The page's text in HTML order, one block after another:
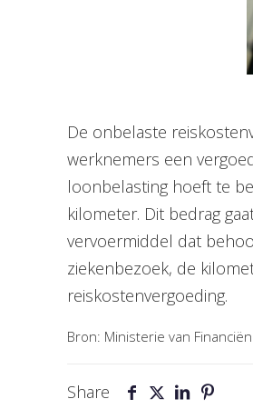
De onbelaste
werknemers een
loonbelasting hoeft te
kilometer. Dit bedrag
vervoermiddel dat
ziekenbezoek, de
reiskostenvergoeding.
Bron: Ministerie van
Share